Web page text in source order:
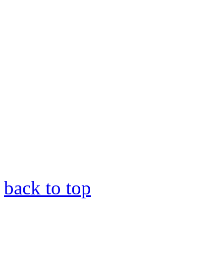
back to top